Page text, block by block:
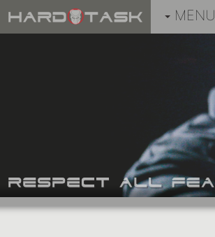
MENU